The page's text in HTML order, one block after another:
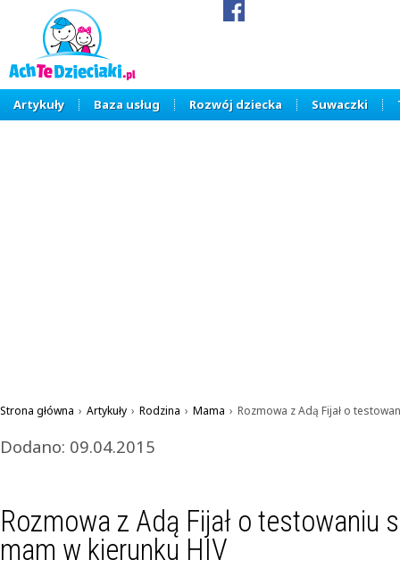
Artykuły Baza usług Rozwój dziecka Suwaczki
Strona główna › Artykuły › Rodzina › Mama › Rozmowa z Adą Fijał o
Dodano: 09.04.2015
Rozmowa z Adą Fijał o testowaniu
mam w kierunku HIV